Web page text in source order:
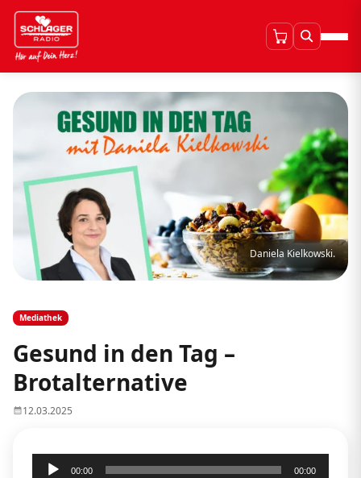
Daniela Kielkowski.
Mediathek
Gesund in den Tag –
Brotalternative
12.03.2025
Audio-
00:00 00:00